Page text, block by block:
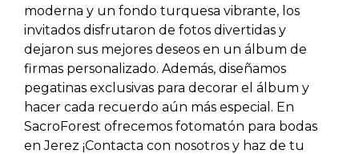
moderna y un fondo turquesa vibrante, los
invitados disfrutaron de fotos divertidas y
dejaron sus mejores deseos en un álbum de
firmas personalizado. Además, diseñamos
pegatinas exclusivas para decorar el álbum y
hacer cada recuerdo aún más especial. En
SacroForest ofrecemos fotomatón para bodas
en Jerez ¡Contacta con nosotros y haz de tu